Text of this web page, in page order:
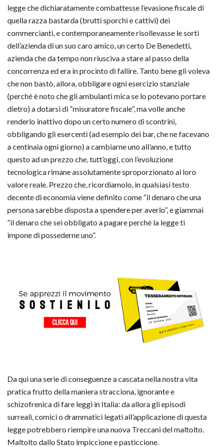
legge che dichiaratamente combattesse l’evasione fiscale di
quella razza bastarda (brutti sporchi e cattivi) dei
commercianti, e contemporaneamente risollevasse le sorti
dell’azienda di un suo caro amico, un certo De Benedetti,
azienda che da tempo non riusciva a stare al passo della
concorrenza ed era in procinto di fallire. Tanto bene gli voleva
che non bastò, allora, obbligare ogni esercizio stanziale
(perché è noto che gli ambulanti mica se lo potevano portare
dietro) a dotarsi di “misuratore fiscale”, ma volle anche
renderlo inattivo dopo un certo numero di scontrini,
obbligando gli esercenti (ad esempio dei bar, che ne facevano
a centinaia ogni giorno) a cambiarne uno all’anno, e tutto
questo ad un prezzo che, tutt’oggi, con l’evoluzione
tecnologica rimane assolutamente sproporzionato al loro
valore reale. Prezzo che, ricordiamolo, in qualsiasi testo
decente di economia viene definito come “il denaro che una
persona sarebbe disposta a spendere per averlo”, e giammai
“il denaro che sei obbligato a pagare perché la legge ti
impone di possederne uno”.
Da qui una serie di conseguenze a cascata nella nostra vita
pratica frutto della maniera stracciona, ignorante e
schizofrenica di fare leggi in Italia: da allora gli episodi
surreali, comici o drammatici legati all’applicazione di questa
legge potrebbero riempire una nuova Treccani del maltolto.
Maltolto dallo Stato impiccione e pasticcione.